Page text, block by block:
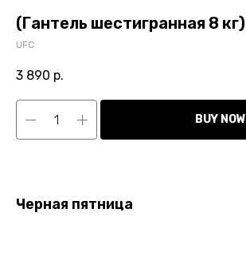
(Гантель шестигранная 8 кг)
UFC
3 890 р.
BUY NOW
Черная пятница